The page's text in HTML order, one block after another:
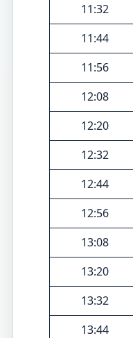
11:32
11:44
11:56
12:08
12:20
12:32
12:44
12:56
13:08
13:20
13:32
13:44